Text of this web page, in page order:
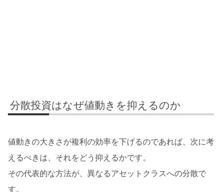
分散投資はなぜ値動きを抑えるのか
値動きの大きさが複利の効率を下げるのであれば、次に考
えるべきは、それをどう抑えるかです。
その代表的な方法が、異なるアセットクラスへの分散で
す。